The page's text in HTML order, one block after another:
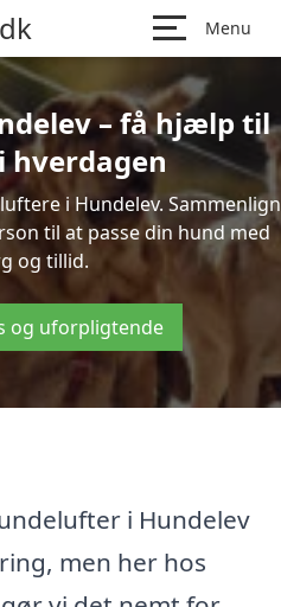
Menu
– få hjælp til
hverdagen
i Hundelev. Sammenlign
til at passe din hund med
og tillid.
og uforpligtende
i Hundelev
men her hos